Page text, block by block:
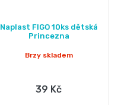
Naplast FIGO 10ks dětská
Princezna
Brzy skladem
39 Kč